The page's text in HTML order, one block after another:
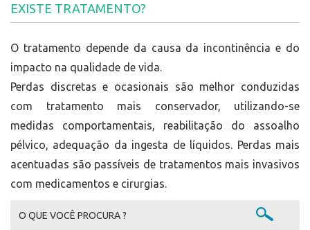
EXISTE TRATAMENTO?
O tratamento depende da causa da incontinência e do
impacto na qualidade de vida.
Perdas discretas e ocasionais são melhor conduzidas
com tratamento mais conservador, utilizando-se
medidas comportamentais, reabilitação do assoalho
pélvico, adequação da ingesta de líquidos. Perdas mais
acentuadas são passíveis de tratamentos mais invasivos
com medicamentos e cirurgias.